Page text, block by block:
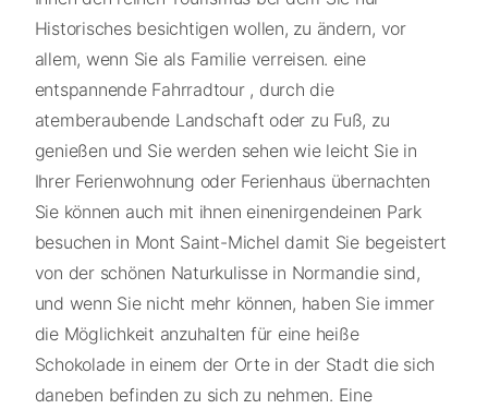
Historisches besichtigen wollen, zu ändern, vor
allem, wenn Sie als Familie verreisen. eine
entspannende Fahrradtour , durch die
atemberaubende Landschaft oder zu Fuß, zu
genießen und Sie werden sehen wie leicht Sie in
Ihrer Ferienwohnung oder Ferienhaus übernachten
Sie können auch mit ihnen einenirgendeinen Park
besuchen in Mont Saint-Michel damit Sie begeistert
von der schönen Naturkulisse in Normandie sind,
und wenn Sie nicht mehr können, haben Sie immer
die Möglichkeit anzuhalten für eine heiße
Schokolade in einem der Orte in der Stadt die sich
daneben befinden zu sich zu nehmen. Eine